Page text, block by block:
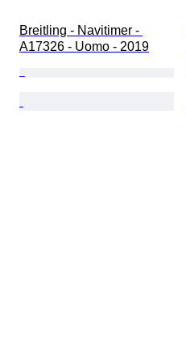
Breitling - Navitimer -
A17326 - Uomo - 2019